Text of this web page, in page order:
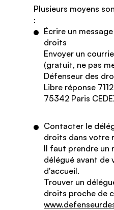
Plusieurs moyens
:
Écrire un
droits
Envoyer un
(gratuit, ne pas
Défenseur des
Libre réponse
75342 Paris
Contacter le
droits dans votre
Il faut prendre un
délégué avant de
d'accueil.
Trouver un
droits proche de